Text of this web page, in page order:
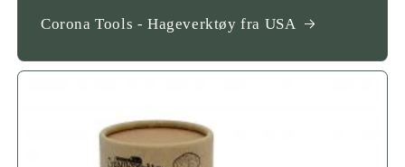
Corona Tools - Hageverktøy fra USA